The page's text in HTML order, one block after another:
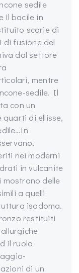
sedile
il bacile in
scorie di
di fusione del
dal settore
mentre
sedile. Il
con un
di ellisse,
nei moderni
in vulcanite
mostrano delle
a quelli
isodoma.
restituiti
il ruolo
di un